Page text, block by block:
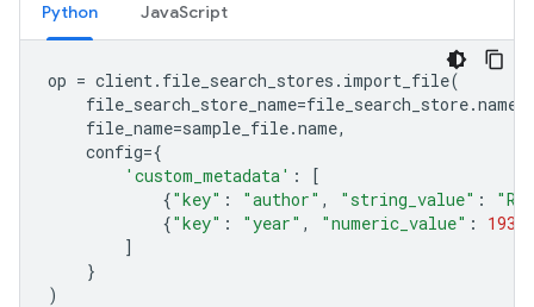
Python JavaScript
op = client. file_search_stores . import_file(
file_search_store_name=file_search_store.name
file_name=sample_file.name,
config={
'custom_metadata' :
[
{"key" : "author" , "string_value" :
{"key" : "year" , "numeric_value" : 1934
]
}
)